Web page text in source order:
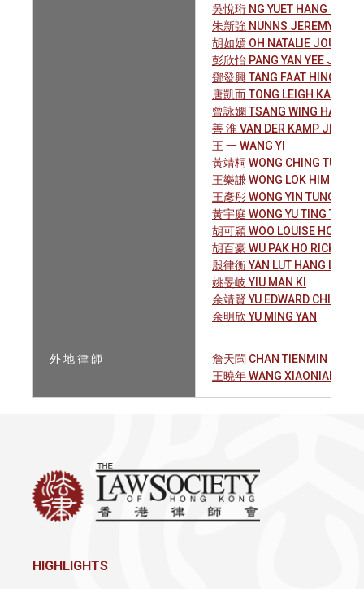
吳悅珩 NG YUET HANG
朱新強 NUNNS JEREMY
胡如嫣 OH NATALIE JOU
彭欣怡 PANG YAN YEE JOEY
鄧發興 TANG FAAT HING
唐凱而 TONG LEIGH KAI YEE
曾詠嫻 TSANG WING HAN
善 淮 VAN DER KAMP
王 一 WANG YI
黃靖桐 WONG CHING TUNG
王樂謙 WONG LOK HIM
王彥彤 WONG YIN TUNG
黃宇庭 WONG YU TING
胡可穎 WOO LOUISE HOR
胡百豪 WU PAK HO RICKY
殷律衡 YAN LUT HANG
姚旻岐 YIU MAN KI
余靖賢 YU EDWARD CHING
余明欣 YU MING YAN
外 地 律 師
詹天閩 CHAN TIENMIN
王曉年 WANG XIAONIAN
HIGHLIGHTS